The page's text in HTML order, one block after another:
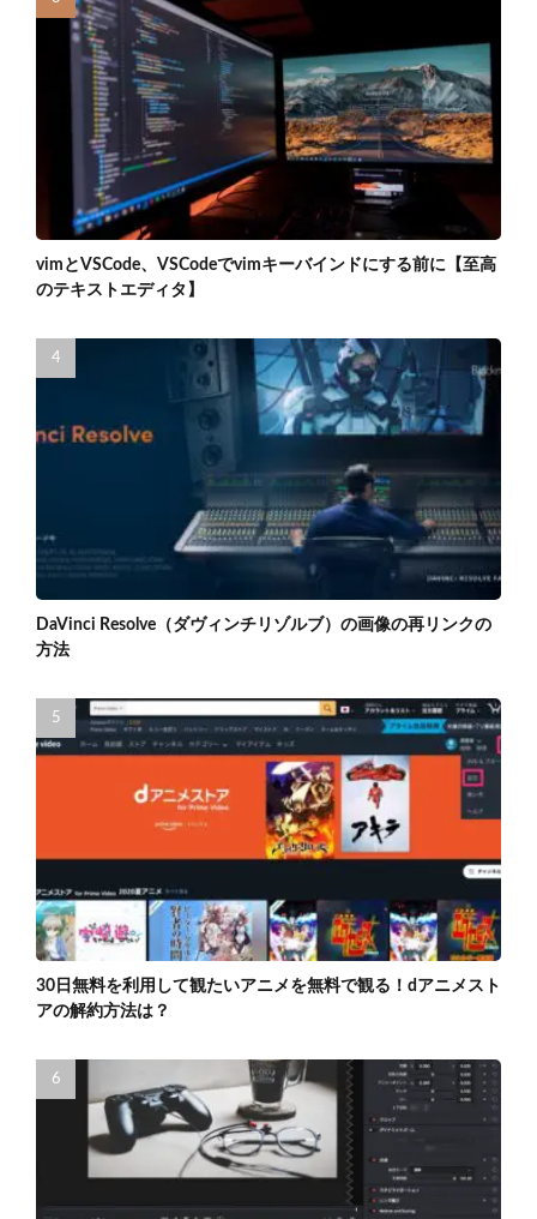
vimとVSCode、VSCodeでvimキーバインドにする前に【至高
のテキストエディタ】
DaVinci Resolve（ダヴィンチリゾルブ）の画像の再リンクの
方法
30日無料を利用して観たいアニメを無料で観る！dアニメスト
アの解約方法は？